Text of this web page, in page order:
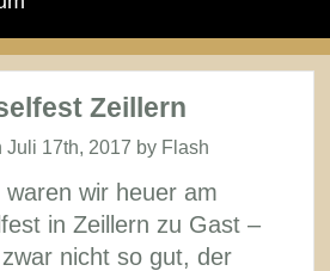
Zeillern
17th, 2017 by Flash
wir heuer am
in Zeillern zu Gast –
nicht so gut, der